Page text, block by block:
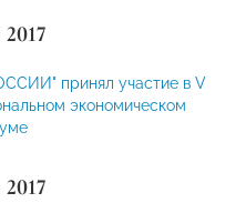
принял участие в V
экономическом